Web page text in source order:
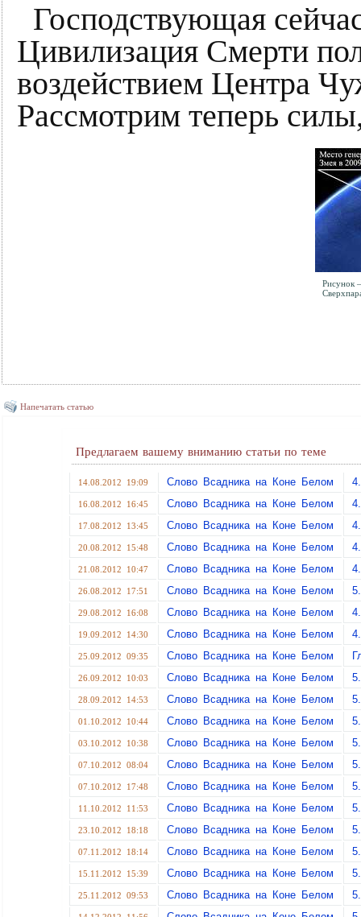
Господствующая
Цивилизация Смерти
воздействием Центра
Рассмотрим теперь
Рисунок
Напечатать статью
Предлагаем вашему вниманию статьи по теме
14.08.2012 19:09 Слово Всадника на Коне Белом
16.08.2012 16:45 Слово Всадника на Коне Белом
17.08.2012 13:45 Слово Всадника на Коне Белом
20.08.2012 15:48 Слово Всадника на Коне Белом
21.08.2012 10:47 Слово Всадника на Коне Белом
26.08.2012 17:51 Слово Всадника на Коне Белом
29.08.2012 16:08 Слово Всадника на Коне Белом
19.09.2012 14:30 Слово Всадника на Коне Белом
25.09.2012 09:35 Слово Всадника на Коне Белом
26.09.2012 10:03 Слово Всадника на Коне Белом
28.09.2012 14:53 Слово Всадника на Коне Белом
01.10.2012 10:44 Слово Всадника на Коне Белом
03.10.2012 10:38 Слово Всадника на Коне Белом
07.10.2012 08:04 Слово Всадника на Коне Белом
07.10.2012 17:48 Слово Всадника на Коне Белом
11.10.2012 11:53 Слово Всадника на Коне Белом
23.10.2012 18:18 Слово Всадника на Коне Белом
07.11.2012 18:14 Слово Всадника на Коне Белом
15.11.2012 15:39 Слово Всадника на Коне Белом
25.11.2012 09:53 Слово Всадника на Коне Белом